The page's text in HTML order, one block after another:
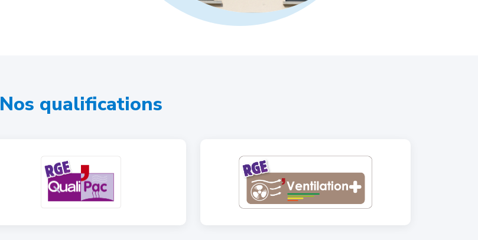
Nos qualifications